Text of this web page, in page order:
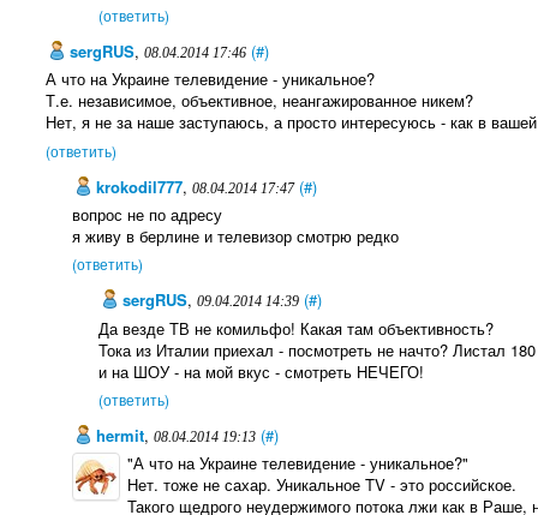
(ответить)
sergRUS, 08.04.2014 17:46 (#)
А что на Украине телевидение - уникальное?
Т.е. независимое, объективное, неангажированное никем?
Нет, я не за наше заступаюсь, а просто интересуюсь - как в
(ответить)
krokodil777,08.04.2014 17:47 (#)
вопрос не по адресу
я живу в берлине и телевизор смотрю редко
(ответить)
sergRUS, 09.04.2014 14:39 (#)
Да везде ТВ не комильфо! Какая там объективность?
Тока из Италии приехал - посмотреть не начто? Листал
и на ШОУ - на мой вкус - смотреть НЕЧЕГО!
(ответить)
hermit,08.04.2014 19:13 (#)
"А что на Украине телевидение - уникальное?"
Нет. тоже не сахар. Уникальное TV - это российское.
Такого щедрого неудержимого потока лжи как в